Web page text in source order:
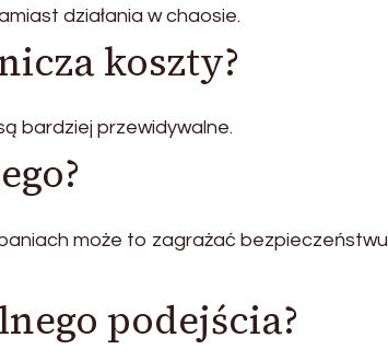
działania w chaosie.
koszty?
bardziej przewidywalne.
może to zagrażać bezpieczeństwu
podejścia?